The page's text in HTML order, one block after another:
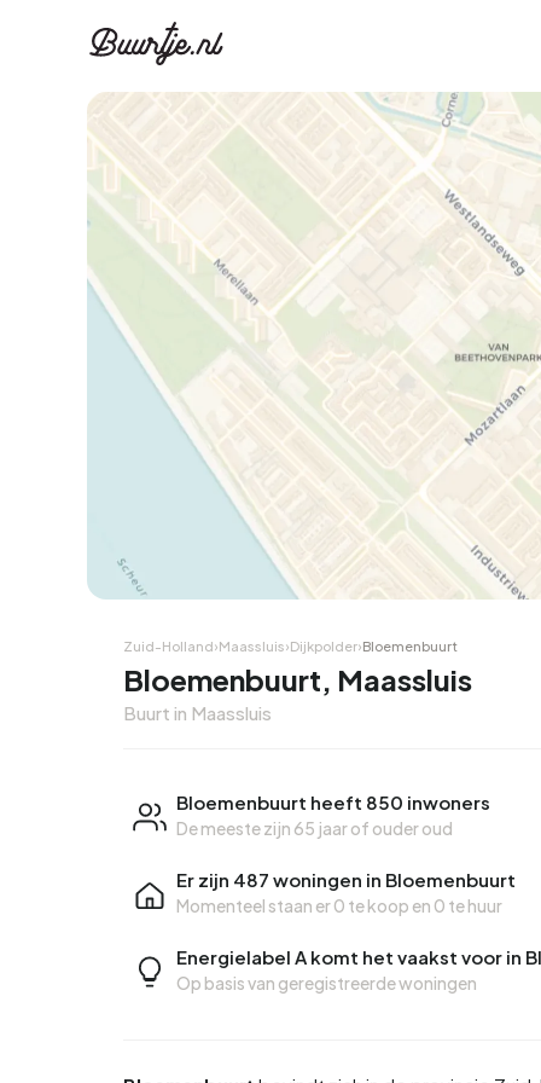
Zuid-Holland›Maassluis›Dijkpolder›Bloemenbuurt
Bloemenbuurt, Maassluis
Buurt in Maassluis
Bloemenbuurt heeft 850 inwoners
De meeste zijn 65 jaar of ouder oud
Er zijn 487 woningen in Bloemenbuurt
Momenteel staan er0 te koop en 0 te huur
Energielabel A komt het vaakst voor in
Op basis van geregistreerde woningen